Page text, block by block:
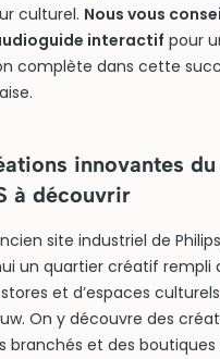
culturel. Nous vous
interactif pour
complète dans cette
innovantes
à découvrir
site industriel de
un quartier créatif rempli
et d’espaces
On y découvre des
branchés et des boutiques